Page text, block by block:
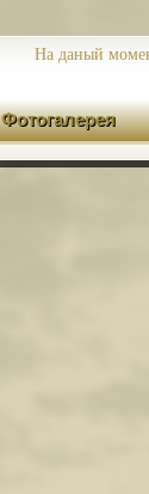
На даный
Фотогалерея